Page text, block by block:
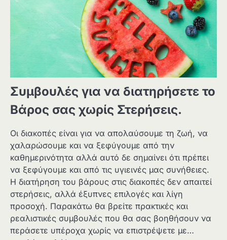
Συμβουλές για να διατηρήσετε το
Βάρος σας χωρίς Στερήσεις.
Οι διακοπές είναι για να απολαύσουμε τη ζωή, να
χαλαρώσουμε και να ξεφύγουμε από την
καθημερινότητα αλλά αυτό δε σημαίνει ότι πρέπει
να ξεφύγουμε και από τις υγιεινές μας συνήθειες.
Η διατήρηση του βάρους στις διακοπές δεν απαιτεί
στερήσεις, αλλά έξυπνες επιλογές και λίγη
προσοχή. Παρακάτω θα βρείτε πρακτικές και
ρεαλιστικές συμβουλές που θα σας βοηθήσουν να
περάσετε υπέροχα χωρίς να επιστρέψετε με…